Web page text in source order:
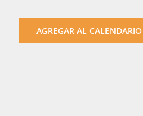
AGREGAR AL CALENDARIO